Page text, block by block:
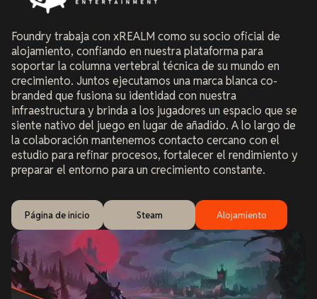
Foundry trabaja con xREALM como su socio oficial de
alojamiento, confiando en nuestra plataforma para
soportar la columna vertebral técnica de su mundo en
crecimiento. Juntos ejecutamos una marca blanca co-
branded que fusiona su identidad con nuestra
infraestructura y brinda a los jugadores un espacio que se
siente nativo del juego en lugar de añadido. A lo largo de
la colaboración mantenemos contacto cercano con el
estudio para refinar procesos, fortalecer el rendimiento y
preparar el entorno para un crecimiento constante.
Página de inicio Steam Alojamiento